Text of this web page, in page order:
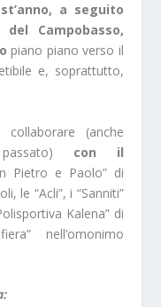
a seguito
Campobasso,
piano piano verso il
e, soprattutto,
(anche
con il
Pietro e Paolo” di
le “Acli”, i “Sanniti”
Kalena” di
nell’omonimo